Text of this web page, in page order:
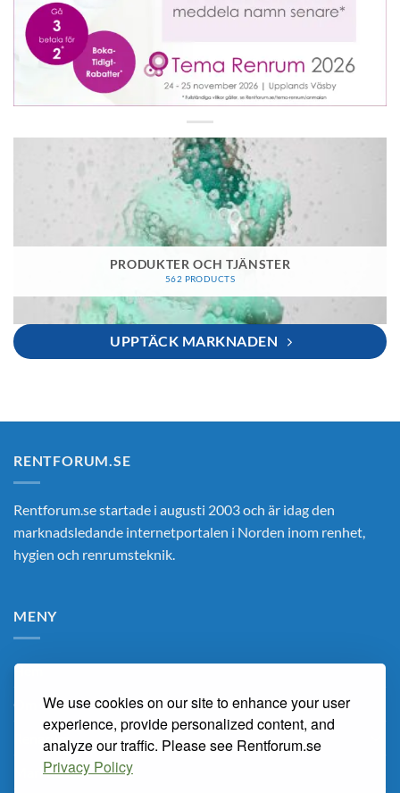
We use cookies on our site to enhance your user
experience, provide personalized content, and
analyze our traffic. Please see Rentforum.se
Privacy Policy
PRODUKTER OCH TJÄNSTER
562 PRODUCTS
UPPTÄCK MARKNADEN
RENTFORUM.SE
Rentforum.se startade i augusti 2003 och är idag den
marknadsledande internetportalen i Norden inom renhet,
hygien och renrumsteknik.
MENY
Hem
Om Oss
Renarum
Marknaden